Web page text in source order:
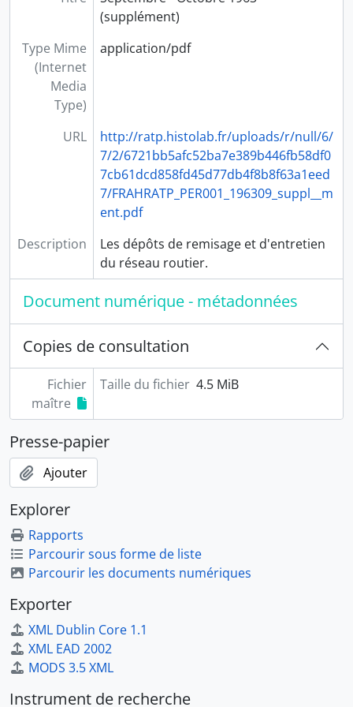
PER10 - Notre métier (1946-1951)
PER11 - RATP Informations (1972-1975)
PER12 - RATP Quinzo (2004-2009)
PER13 - Connexions (1994-2017)
PER14 - Fréquence (1987-...)
PER15 - Urban Mag (2009-2019)
PER17 - La lettre (1990-1994)
PER18 - Quoi de neuf à EST (2001-2008)
PER19 - Enjeux (1992-2009)
PER20 - La lettre aux associations (1992-2013)
PER21 - Clef en main (1995-2006)
PER22 - Itinéraires (1992-2004)
PER23 - La lettre du CNT (1994-2005)
PER25 - Un ticket pour les péages (2001-2004)
PER26 - Cap au Nord (2005-2006)
PER28 - @uber.com (2000-2004)
PER29 - Trafic (1988-1989)
PER30 - Des espaces pour demain (2003)
PER31 - Inter-Infos (1997-2004)
PER32 - Le journal des actions (1998-2000)
PER33 - L'attelage (1995-2003)
PER34 - Journée de formation médicale (1975-1995)
PER35 - Actualités du droit (1991-1999)
(supplément)
Type Mime
(Internet
Media
Type)
application/pdf
URL
http://ratp.histolab.fr/uploads/r/null/6/
7/2/6721bb5afc52ba7e389b446fb58df0
7cb61dcd858fd45d77db4f8b8f63a1eed
7/FRAHRATP_PER001_196309_suppl__m
ent.pdf
Description
Les dépôts de remisage et d'entretien
du réseau routier.
Document numérique - métadonnées
Copies de consultation
Fichier
maître
Taille du fichier 4.5 MiB
Presse-papier
Ajouter
Explorer
Rapports
Parcourir sous forme de liste
Parcourir les documents numériques
Exporter
XML Dublin Core 1.1
XML EAD 2002
MODS 3.5 XML
Instrument de recherche